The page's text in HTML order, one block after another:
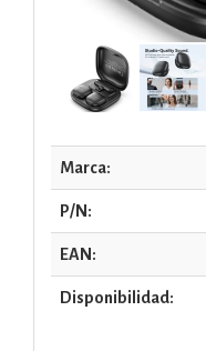
Marca:
P/N:
EAN:
Disponibilidad: